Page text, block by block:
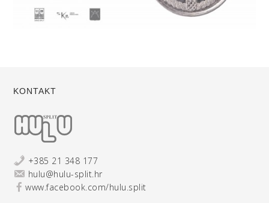
KONTAKT
+385 21 348 177
hulu@hulu-split.hr
www.facebook.com/hulu.split